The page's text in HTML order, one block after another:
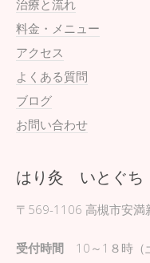
治療と流れ
料金・メニュー
アクセス
よくある質問
ブログ
お問い合わせ
はり灸 いとぐち
〒569-1106 高槻市安
受付時間 10～1８時（